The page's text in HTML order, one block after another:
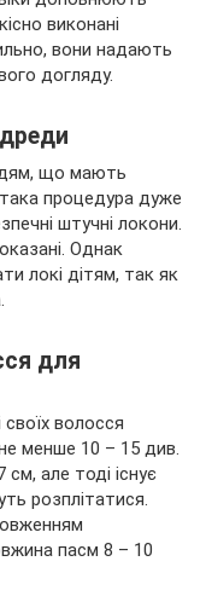
виконані
вони надають
догляду.
що мають
процедура дуже
штучні локони.
Однак
локі дітям, так як
для
волосся
менше 10 – 15 див.
але тоді існує
розплітатися.
пасм 8 – 10